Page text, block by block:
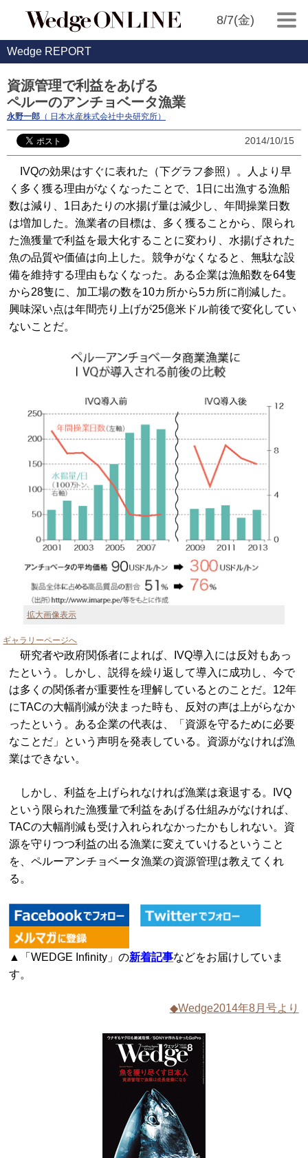
8/7(金)
Wedge REPORT
資源管理で利益をあげる
ペルーのアンチョベータ漁業
永野一郎 （ 日本水産株式会社中央研究所）
2014/10/15
IVQの効果はすぐに表れた（下グラフ参照）。人より早
く多く獲る理由がなくなったことで、1日に出漁する漁船
数は減り、1日あたりの水揚げ量は減少し、年間操業日数
は増加した。漁業者の目標は、多く獲ることから、限られ
た漁獲量で利益を最大化することに変わり、水揚げされた
魚の品質や価値は向上した。競争がなくなると、無駄な設
備を維持する理由もなくなった。ある企業は漁船数を64隻
から28隻に、加工場の数を10カ所から5カ所に削減した。
興味深い点は年間売り上げが25億米ドル前後で変化してい
ないことだ。
拡大画像表示
ギャラリーページへ
研究者や政府関係者によれば、IVQ導入には反対もあっ
たという。しかし、説得を繰り返して導入に成功し、今で
は多くの関係者が重要性を理解しているとのことだ。12年
にTACの大幅削減が決まった時も、反対の声は上がらなか
ったという。ある企業の代表は、「資源を守るために必要
なことだ」という声明を発表している。資源がなければ漁
業はできない。
しかし、利益を上げられなければ漁業は衰退する。IVQ
という限られた漁獲量で利益をあげる仕組みがなければ、
TACの大幅削減も受け入れられなかったかもしれない。資
源を守りつつ利益の出る漁業に変えていけるということ
を、ペルーアンチョベータ漁業の資源管理は教えてくれ
る。
▲「WEDGE Infinity」の新着記事などをお届けしていま
す。
◆Wedge2014年8月号より